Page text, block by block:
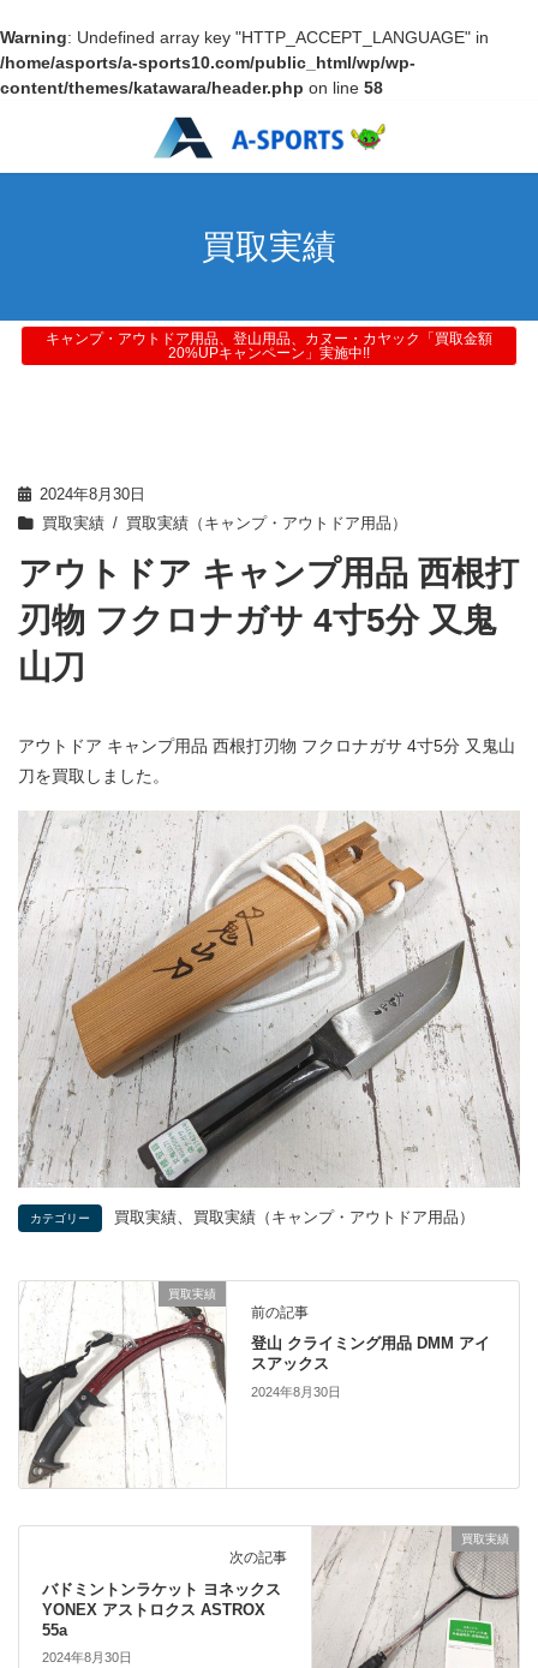
Warning: Undefined array key "HTTP_ACCEPT_LANGUAGE" in
/home/asports/a-sports10.com/public_html/wp/wp-
content/themes/katawara/header.php on line 58
買取実績
キャンプ・アウトドア用品、登山用品、カヌー・カヤック「買取金額
20%UPキャンペーン」実施中!!
2024年8月30日
買取実績
買取実績（キャンプ・アウトドア用品）
アウトドア キャンプ用品 西根打
刃物 フクロナガサ 4寸5分 又鬼
山刀
アウトドア キャンプ用品 西根打刃物 フクロナガサ 4寸5分 又鬼山
刀を買取しました。
カテゴリー 買取実績 買取実績（キャンプ・アウトドア用品）
買取実績
前の記事
登山 クライミング用品 DMM アイ
スアックス
2024年8月30日
買取実績
次の記事
バドミントンラケット ヨネックス
YONEX アストロクス ASTROX
55a
2024年8月30日